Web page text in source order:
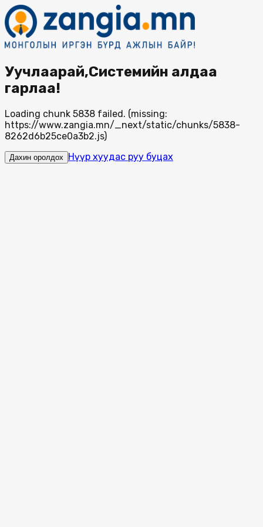
Уучлаарай,Системийн алдаа
гарлаа!
Loading chunk 5838 failed. (missing:
https://www.zangia.mn/_next/static/chunks/5838-
8262d6b25ce0a3b2.js)
Дахин оролдох Нүүр хуудас руу буцах